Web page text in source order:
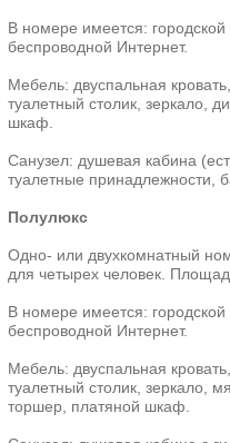
В номере имеется:
беспроводной Интернет.
Мебель: двуспальная
туалетный столик, зеркало,
шкаф.
Санузел: душевая кабина
туалетные принадлежности,
Полулюкс
Одно- или двухкомнатный
для четырех человек.
В номере имеется:
беспроводной Интернет.
Мебель: двуспальная
туалетный столик, зеркало,
торшер, платяной шкаф.